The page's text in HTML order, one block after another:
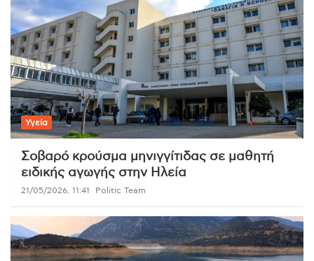
Υγεία
Σοβαρό κρούσμα μηνιγγίτιδας σε μαθητή
ειδικής αγωγής στην Ηλεία
21/05/2026, 11:41 Politic Team